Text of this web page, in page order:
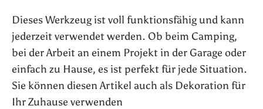
Dieses Werkzeug ist voll funktionsfähig und kann
jederzeit verwendet werden. Ob beim Camping,
bei der Arbeit an einem Projekt in der Garage oder
einfach zu Hause, es ist perfekt für jede Situation.
Sie können diesen Artikel auch als Dekoration für
Ihr Zuhause verwenden